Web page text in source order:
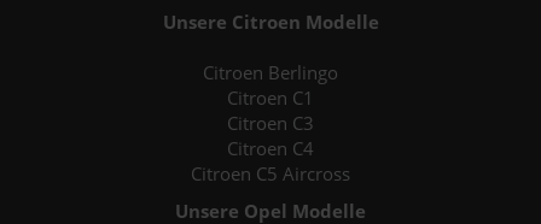
Unsere Citroen Modelle
Citroen Berlingo
Citroen C1
Citroen C3
Citroen C4
Citroen C5 Aircross
Unsere Opel Modelle